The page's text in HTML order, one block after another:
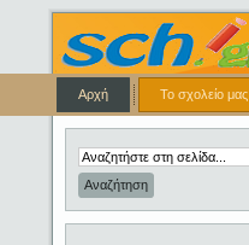
Αρχή Το σχολείο μας